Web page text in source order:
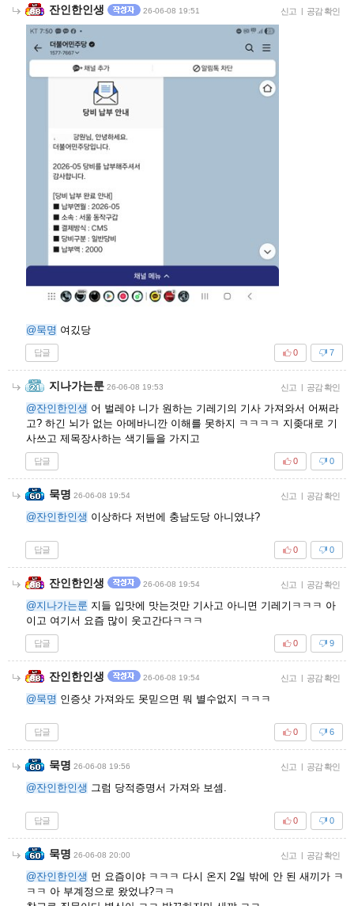
잔인한인생 26-06-08 19:51 신고 | 공감 확인
@묵명 여깄당
답글 7
0
지나가는룬 26-06-08 19:53 신고 | 공감 확인
@잔인한인생 어 벌레야 니가 원하는 기레기의 기사 가져와서 어쩌라
고? 하긴 뇌가 없는 아메바니깐 이해를 못하지 ㅋㅋㅋㅋ 지좆대로 기
사쓰고 제목장사하는 색기들을 가지고
답글 0
0
묵명 26-06-08 19:54 신고 | 공감 확인
@잔인한인생 이상하다 저번에 충남도당 아니였냐?
답글 0
0
잔인한인생 26-06-08 19:54 신고 | 공감 확인
@지나가는룬 지들 입맛에 맛는것만 기사고 아니면 기레기ㅋㅋㅋ 아
이고 여기서 요즘 많이 웃고간다ㅋㅋㅋ
답글 9
0
잔인한인생 26-06-08 19:54 신고 | 공감 확인
@묵명 인증샷 가져와도 못믿으면 뭐 별수없지 ㅋㅋㅋ
답글 6
0
묵명 26-06-08 19:56 신고 | 공감 확인
@잔인한인생 그럼 당적증명서 가져와 보셈.
답글 0
0
묵명 26-06-08 20:00 신고 | 공감 확인
@잔인한인생 먼 요즘이야 ㅋㅋㅋ 다시 온지 2일 밖에 안 된 새끼가 ㅋ
ㅋㅋ 아 부계정으로 왔었냐?ㅋㅋ